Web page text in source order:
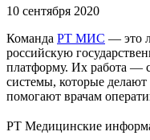
10 сентября 2020
Команда РТ МИС — это
российскую
платформу. Их работа —
системы, которые
помогают врачам
РТ Медицинские